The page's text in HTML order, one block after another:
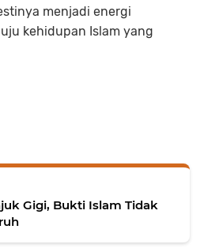
menjadi energi
kehidupan Islam yang
Gigi, Bukti Islam Tidak